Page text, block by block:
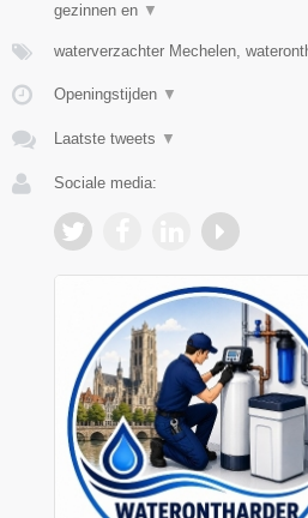
gezinnen en ▼
waterverzachter Mechelen,
Openingstijden ▼
Laatste tweets ▼
Sociale media: